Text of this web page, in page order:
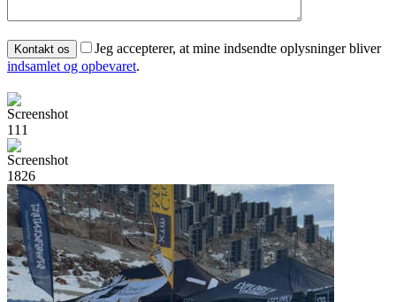
Jeg accepterer, at mine indsendte oplysninger bliver
indsamlet og opbevaret.
11 1
1826